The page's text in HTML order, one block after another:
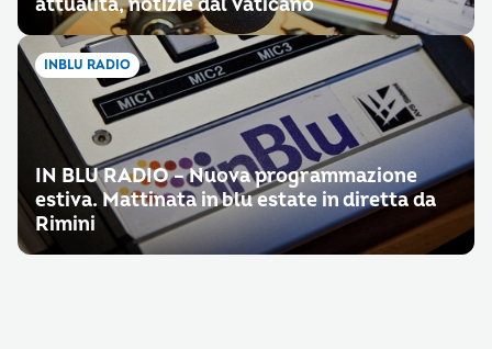
INBLU RADIO
IN BLU RADIO – Nuova programmazione
estiva. Mattinata in blu estate in diretta da
Rimini